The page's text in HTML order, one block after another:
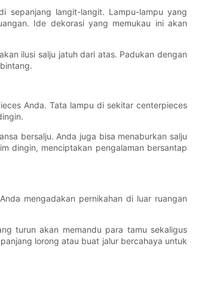
sepanjang langit-langit. Lampu-lampu yang
Ide dekorasi yang memukau ini akan
ilusi salju jatuh dari atas. Padukan dengan
Anda. Tata lampu di sekitar centerpieces
bersalju. Anda juga bisa menaburkan salju
dingin, menciptakan pengalaman bersantap
mengadakan pernikahan di luar ruangan
turun akan memandu para tamu sekaligus
lorong atau buat jalur bercahaya untuk